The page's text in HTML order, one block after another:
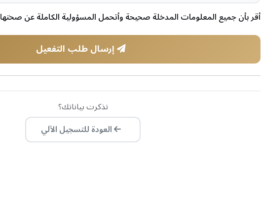
أقر بأن جميع المعلومات المدخلة صحيحة وأتحمل المسؤولية الكاملة عن صحتها
تذكرت بياناتك؟
العودة للتسجيل الآلي